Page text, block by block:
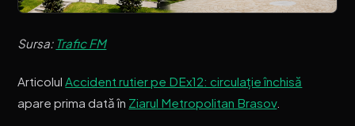
Sursa: Trafic FM
ArticolulAccident rutier pe DEx12: circulație închisă
apare prima dată în Ziarul Metropolitan Brasov.